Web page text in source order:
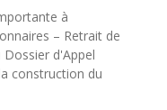
à
– Retrait de
d'Appel
construction du